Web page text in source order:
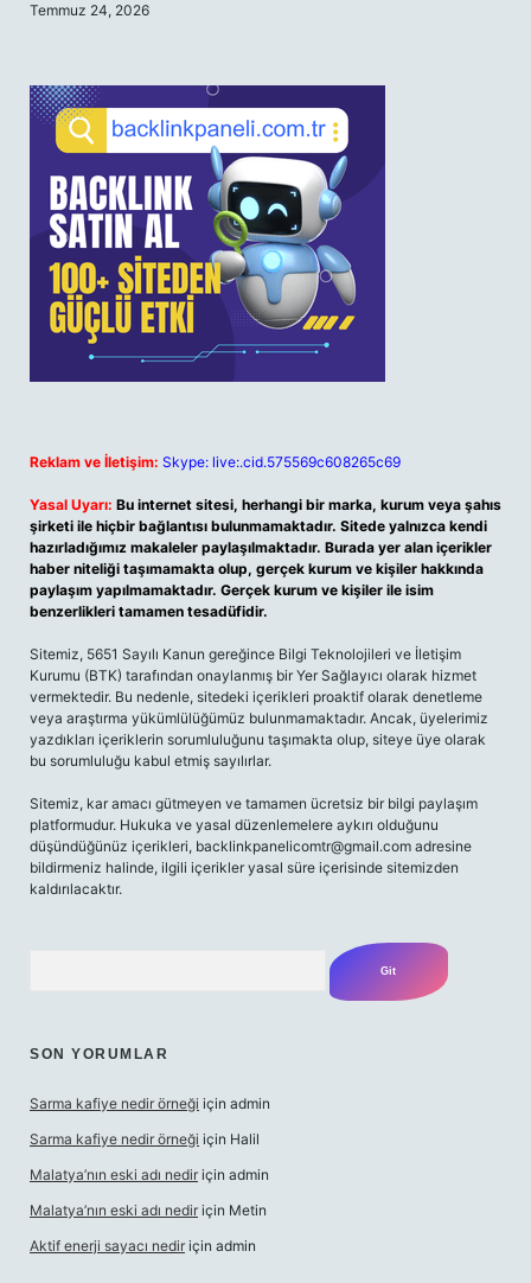
Temmuz 24, 2026
Reklam ve İletişim: Skype: live:.cid.575569c608265c69
Yasal Uyarı: Bu internet sitesi, herhangi bir marka, kurum veya şahıs
şirketi ile hiçbir bağlantısı bulunmamaktadır. Sitede yalnızca kendi
hazırladığımız makaleler paylaşılmaktadır. Burada yer alan içerikler
haber niteliği taşımamakta olup, gerçek kurum ve kişiler hakkında
paylaşım yapılmamaktadır. Gerçek kurum ve kişiler ile isim
benzerlikleri tamamen tesadüfidir.
Sitemiz, 5651 Sayılı Kanun gereğince Bilgi Teknolojileri ve İletişim
Kurumu (BTK) tarafından onaylanmış bir Yer Sağlayıcı olarak hizmet
vermektedir. Bu nedenle, sitedeki içerikleri proaktif olarak denetleme
veya araştırma yükümlülüğümüz bulunmamaktadır. Ancak, üyelerimiz
yazdıkları içeriklerin sorumluluğunu taşımakta olup, siteye üye olarak
bu sorumluluğu kabul etmiş sayılırlar.
Sitemiz, kar amacı gütmeyen ve tamamen ücretsiz bir bilgi paylaşım
platformudur. Hukuka ve yasal düzenlemelere aykırı olduğunu
düşündüğünüz içerikleri, backlinkpanelicomtr@gmail.com adresine
bildirmeniz halinde, ilgili içerikler yasal süre içerisinde sitemizden
kaldırılacaktır.
SON YORUMLAR
Sarma kafiye nedir örneği için admin
Sarma kafiye nedir örneği için Halil
Malatya’nın eski adı nedir için admin
Malatya’nın eski adı nedir için Metin
Aktif enerji sayacı nedir için admin